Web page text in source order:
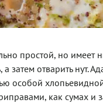
простой, но имеет
затем отварить нут.
особой
как сумах и